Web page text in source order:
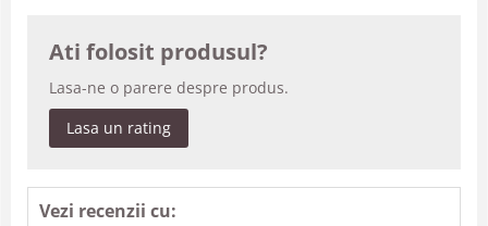
Ati folosit produsul?
Lasa-ne o parere despre produs.
Lasa un rating
Vezi recenzii cu: